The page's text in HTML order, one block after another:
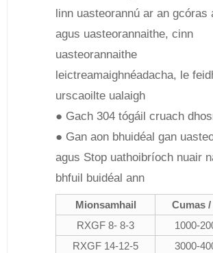
linn uasteorannú ar an gcóras
agus uasteorannaithe, cinn
uasteorannaithe
leictreamaighnéadacha, le
urscaoilte ualaigh
● Gach 304 tógáil cruach
● Gan aon bhuidéal gan
agus Stop uathoibríoch nuair
bhfuil buidéal ann
Mionsamhail Cumas /
RXGF 8- 8-3
1000-
RXGF 14-12-5
3000-